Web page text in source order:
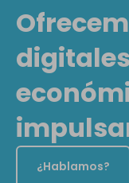
¿Hablamos?